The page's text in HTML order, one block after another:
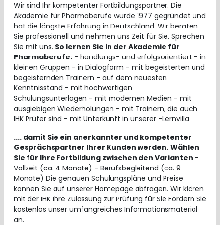
Wir sind Ihr kompetenter Fortbildungspartner. Die
Akademie für Pharmaberufe wurde 1977 gegründet und
hat die längste Erfahrung in Deutschland. Wir beraten
Sie professionell und nehmen uns Zeit für Sie. Sprechen
Sie mit uns. So lernen Sie in der Akademie für
Pharmaberufe: - handlungs- und erfolgsorientiert - in
kleinen Gruppen - in Dialogform - mit begeisterten und
begeisternden Trainern - auf dem neuesten
Kenntnisstand - mit hochwertigen
Schulungsunterlagen - mit modernen Medien - mit
ausgiebigen Wiederholungen - mit Trainern, die auch
IHK Prüfer sind - mit Unterkunft in unserer -Lernvilla
.... damit Sie ein anerkannter und kompetenter
Gesprächspartner Ihrer Kunden werden. Wählen
Sie für Ihre Fortbildung zwischen den Varianten -
Vollzeit (ca. 4 Monate) - Berufsbegleitend (ca. 9
Monate) Die genauen Schulungspläne und Preise
können Sie auf unserer Homepage abfragen. Wir klären
mit der IHK Ihre Zulassung zur Prüfung für Sie Fordern Sie
kostenlos unser umfangreiches Informationsmaterial
an.